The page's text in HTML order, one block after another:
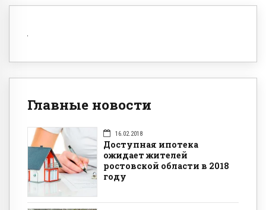
Главные новости
16.02.2018
Доступная ипотека
ожидает жителей
ростовской области в 2018
году